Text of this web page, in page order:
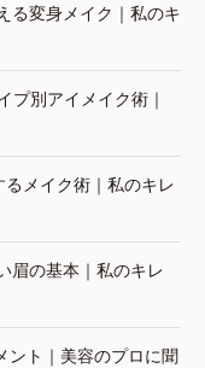
る変身メイク｜私のキ
プ別アイメイク術｜
メイク術｜私のキレ
眉の基本｜私のキレ
ント｜美容のプロに聞